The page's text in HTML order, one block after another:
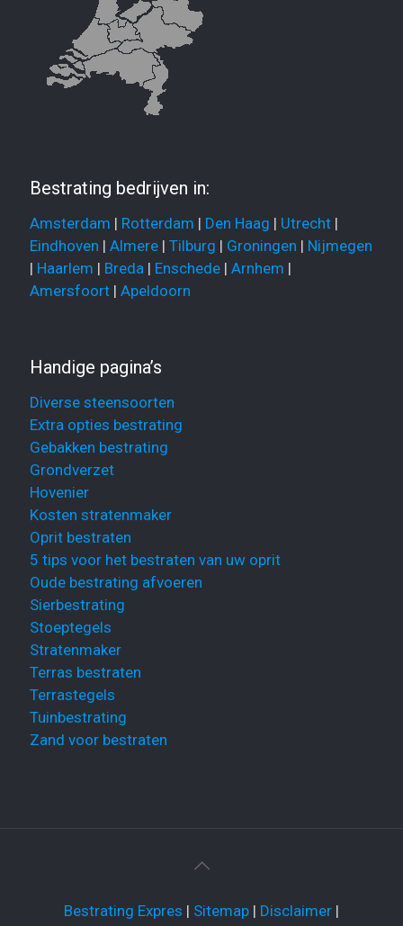
Bestrating bedrijven in:
Amsterdam | Rotterdam | Den Haag | Utrecht |
Eindhoven | Almere | Tilburg | Groningen | Nijmegen
| Haarlem | Breda | Enschede | Arnhem |
Amersfoort | Apeldoorn
Handige pagina’s
Diverse steensoorten
Extra opties bestrating
Gebakken bestrating
Grondverzet
Hovenier
Kosten stratenmaker
Oprit bestraten
5 tips voor het bestraten van uw oprit
Oude bestrating afvoeren
Sierbestrating
Stoeptegels
Stratenmaker
Terras bestraten
Terrastegels
Tuinbestrating
Zand voor bestraten
Bestrating Expres | Sitemap | Disclaimer |